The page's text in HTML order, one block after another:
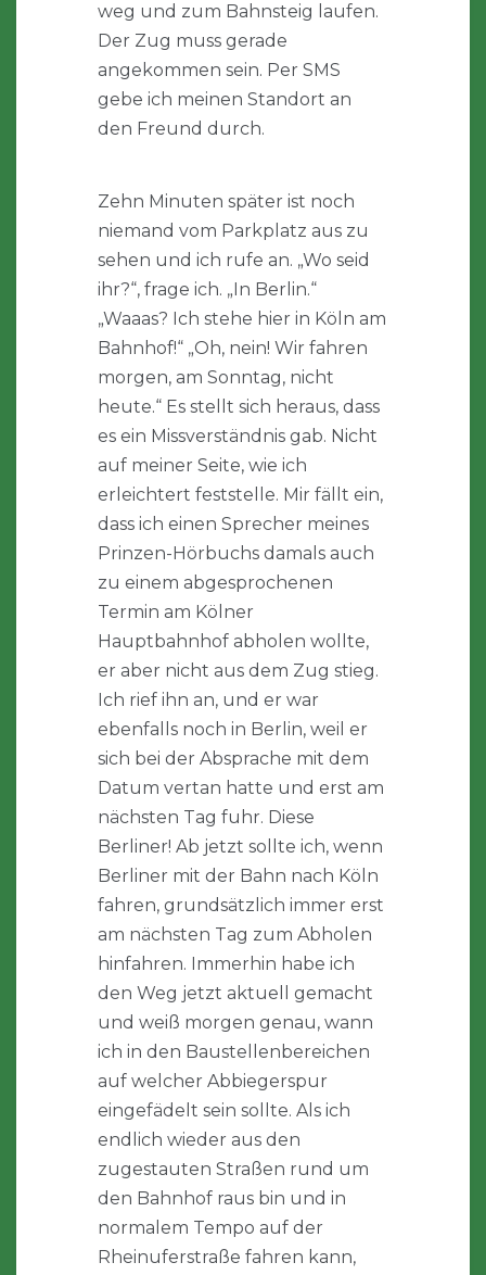
weg und zum Bahnsteig laufen.
Der Zug muss gerade
angekommen sein. Per SMS
gebe ich meinen Standort an
den Freund durch.
Zehn Minuten später ist noch
niemand vom Parkplatz aus zu
sehen und ich rufe an. „Wo seid
ihr?“, frage ich. „In Berlin.“
„Waaas? Ich stehe hier in Köln am
Bahnhof!“ „Oh, nein! Wir fahren
morgen, am Sonntag, nicht
heute.“ Es stellt sich heraus, dass
es ein Missverständnis gab. Nicht
auf meiner Seite, wie ich
erleichtert feststelle. Mir fällt ein,
dass ich einen Sprecher meines
Prinzen-Hörbuchs damals auch
zu einem abgesprochenen
Termin am Kölner
Hauptbahnhof abholen wollte,
er aber nicht aus dem Zug stieg.
Ich rief ihn an, und er war
ebenfalls noch in Berlin, weil er
sich bei der Absprache mit dem
Datum vertan hatte und erst am
nächsten Tag fuhr. Diese
Berliner! Ab jetzt sollte ich, wenn
Berliner mit der Bahn nach Köln
fahren, grundsätzlich immer erst
am nächsten Tag zum Abholen
hinfahren. Immerhin habe ich
den Weg jetzt aktuell gemacht
und weiß morgen genau, wann
ich in den Baustellenbereichen
auf welcher Abbiegerspur
eingefädelt sein sollte. Als ich
endlich wieder aus den
zugestauten Straßen rund um
den Bahnhof raus bin und in
normalem Tempo auf der
Rheinuferstraße fahren kann,